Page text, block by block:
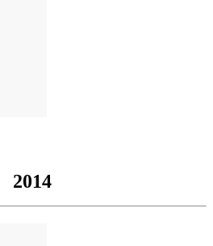
2014